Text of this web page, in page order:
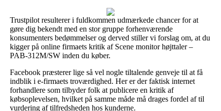
Trustpilot resulterer i fuldkommen udmærkede chancer for at
gøre dig bekendt med en stor gruppe forhenværende
konsumenters bedømmelser og derved stiller vi forslag om, at du
kigger på online firmaets kritik af Scene monitor højttaler –
PAB-312M/SW inden du køber.
Facebook præsterer lige så vel nogle tiltalende genveje til at få
indblik i e-firmaets troværdighed. Her er der faktisk internet
forhandlere som tilbyder folk at publicere en kritik af
købsoplevelsen, hvilket på samme måde må drages fordel af til
vurdering af tilfredsheden hos kunderne.